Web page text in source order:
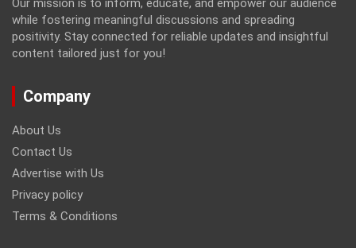
Our mission is to inform, educate, and empower our audience
while fostering meaningful discussions and spreading
positivity. Stay connected for reliable updates and insightful
content tailored just for you!
Company
About Us
Contact Us
Advertise with Us
Privacy policy
Terms & Conditions